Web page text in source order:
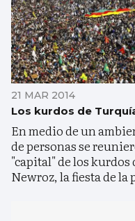
21 MAR 2014
Los kurdos de
En medio de un
de personas se
"capital" de los
Newroz, la fiesta de la